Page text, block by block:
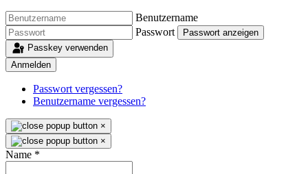
Benutzername
Passwort
Passwort anzeigen
Passkey verwenden
Anmelden
Passwort vergessen?
Benutzername vergessen?
×
×
Name *